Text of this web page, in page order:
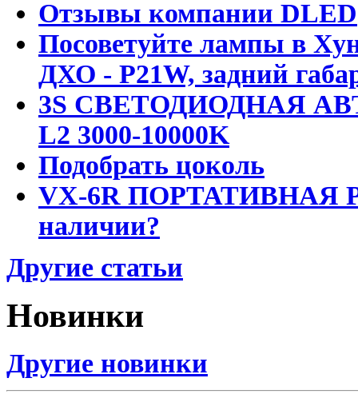
Отзывы компании DLED
Посоветуйте лампы в
ДХО - P21W, задний
3S СВЕТОДИОДНАЯ
L2 3000-10000K
Подобрать цоколь
VX-6R ПОРТАТИВНАЯ
наличии?
Другие статьи
Новинки
Другие новинки